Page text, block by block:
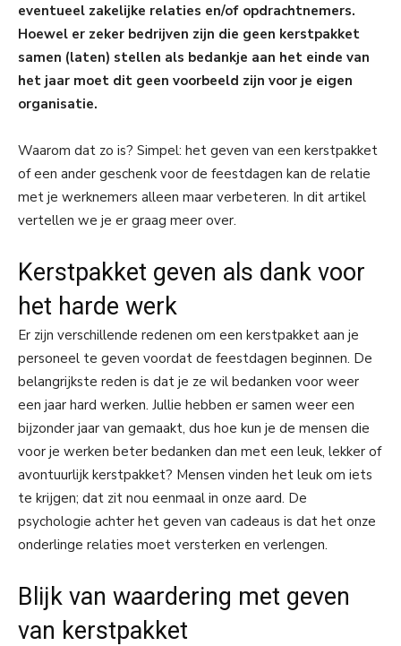
eventueel zakelijke relaties en/of opdrachtnemers.
Hoewel er zeker bedrijven zijn die geen kerstpakket
samen (laten) stellen als bedankje aan het einde van
het jaar moet dit geen voorbeeld zijn voor je eigen
organisatie.
Waarom dat zo is? Simpel: het geven van een kerstpakket
of een ander geschenk voor de feestdagen kan de relatie
met je werknemers alleen maar verbeteren. In dit artikel
vertellen we je er graag meer over.
Kerstpakket geven als dank voor
het harde werk
Er zijn verschillende redenen om een kerstpakket aan je
personeel te geven voordat de feestdagen beginnen. De
belangrijkste reden is dat je ze wil bedanken voor weer
een jaar hard werken. Jullie hebben er samen weer een
bijzonder jaar van gemaakt, dus hoe kun je de mensen die
voor je werken beter bedanken dan met een leuk, lekker of
avontuurlijk kerstpakket? Mensen vinden het leuk om iets
te krijgen; dat zit nou eenmaal in onze aard. De
psychologie achter het geven van cadeaus is dat het onze
onderlinge relaties moet versterken en verlengen.
Blijk van waardering met geven
van kerstpakket